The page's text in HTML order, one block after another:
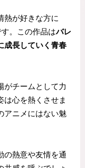
熱が好きな方に
。この作品はバレ
成長していく青春
がチームとして力
は心を熱くさせま
アニメにはない魅
の熱意や友情を通